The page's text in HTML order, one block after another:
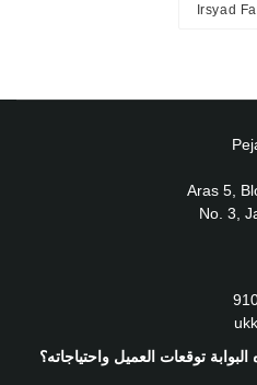
Irsyad
Aras 5,
No. 3,
توقعات العميل واحتياجاته؟